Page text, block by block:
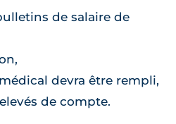
de salaire de
devra être rempli,
de compte.